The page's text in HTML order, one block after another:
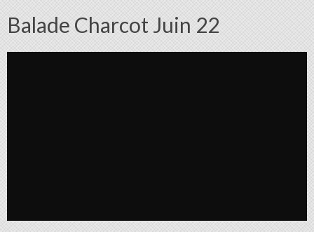
Balade Charcot Juin 22